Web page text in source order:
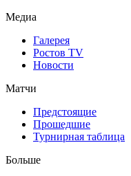
Медиа
Галерея
Ростов TV
Новости
Матчи
Предстоящие
Прошедшие
Турнирная таблица
Больше